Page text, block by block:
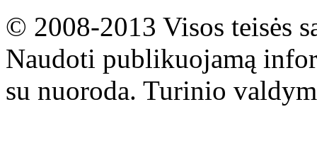
© 2008-2013 Visos teisės
Naudoti publikuojamą
su nuoroda. Turinio